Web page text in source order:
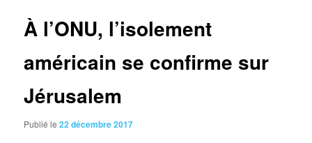
À l’ONU, l’isolement
américain se confirme sur
Jérusalem
Publié le22 décembre 2017